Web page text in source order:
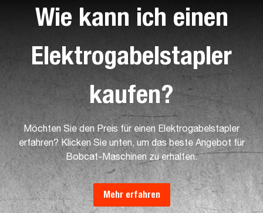
Wie kann ich einen
Elektrogabelstapler
kaufen?
Möchten Sie den Preis für einen Elektrogabelstapler
erfahren? Klicken Sie unten, um das beste Angebot für
Bobcat-Maschinen zu erhalten.
Mehr erfahren